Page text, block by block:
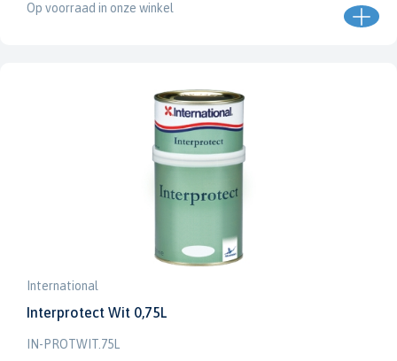
Op voorraad in onze winkel
International
Interprotect Wit 0,75L
IN-PROTWIT.75L